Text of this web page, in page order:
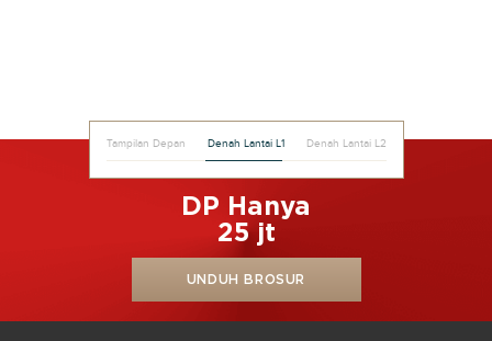
Tampilan Depan Denah Lantai L1 Denah Lantai L2
DP Hanya
25 jt
UNDUH BROSUR